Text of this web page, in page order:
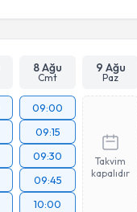
8 Ağu
Cmt
9 Ağu
Paz
09:00
09:15
09:30
09:45
10:00
Takvim
kapalıdır